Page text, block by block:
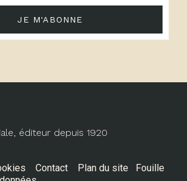
JE M'ABONNE
éditeur depuis 1920
Contact Plan du site
Fouille